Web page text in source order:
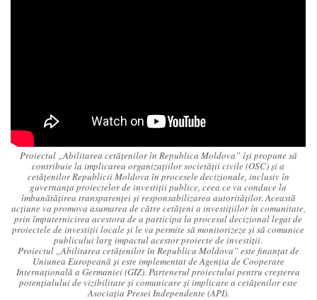
Proiectul „Abilitarea cetățenilor în Republica Moldova” își propune să
contribuie la implicarea organizațiilor societății civile (OSC) și a
cetățenilor Republicii Moldova în procesele decizionale, inclusiv în
guvernanța proiectelor de investiții publice, ceea ce va conduce la
îmbunătățirea transparenței și responsabilizarea autorităților. Această
acțiune va promova asumarea de către cetățeni a investițiilor în comunitate,
prin împuternicirea acestora de a participa la procesul decizional legat de
proiectele de investiții locale și le va permite să monitorizeze și să comunice
publicului larg impactul acestor proiecte de investiții.
Proiectul „Abilitarea cetățenilor în Republica Moldova” este finanțat de
Uniunea Europeană și este implementat de Agenția de Cooperare
Internațională a Germaniei (GIZ). Partenerul proiectului pentru creșterea
potențialului de vizibilitate și comunicare și implicare a cetățenilor este
Asociația Presei Independente (API).